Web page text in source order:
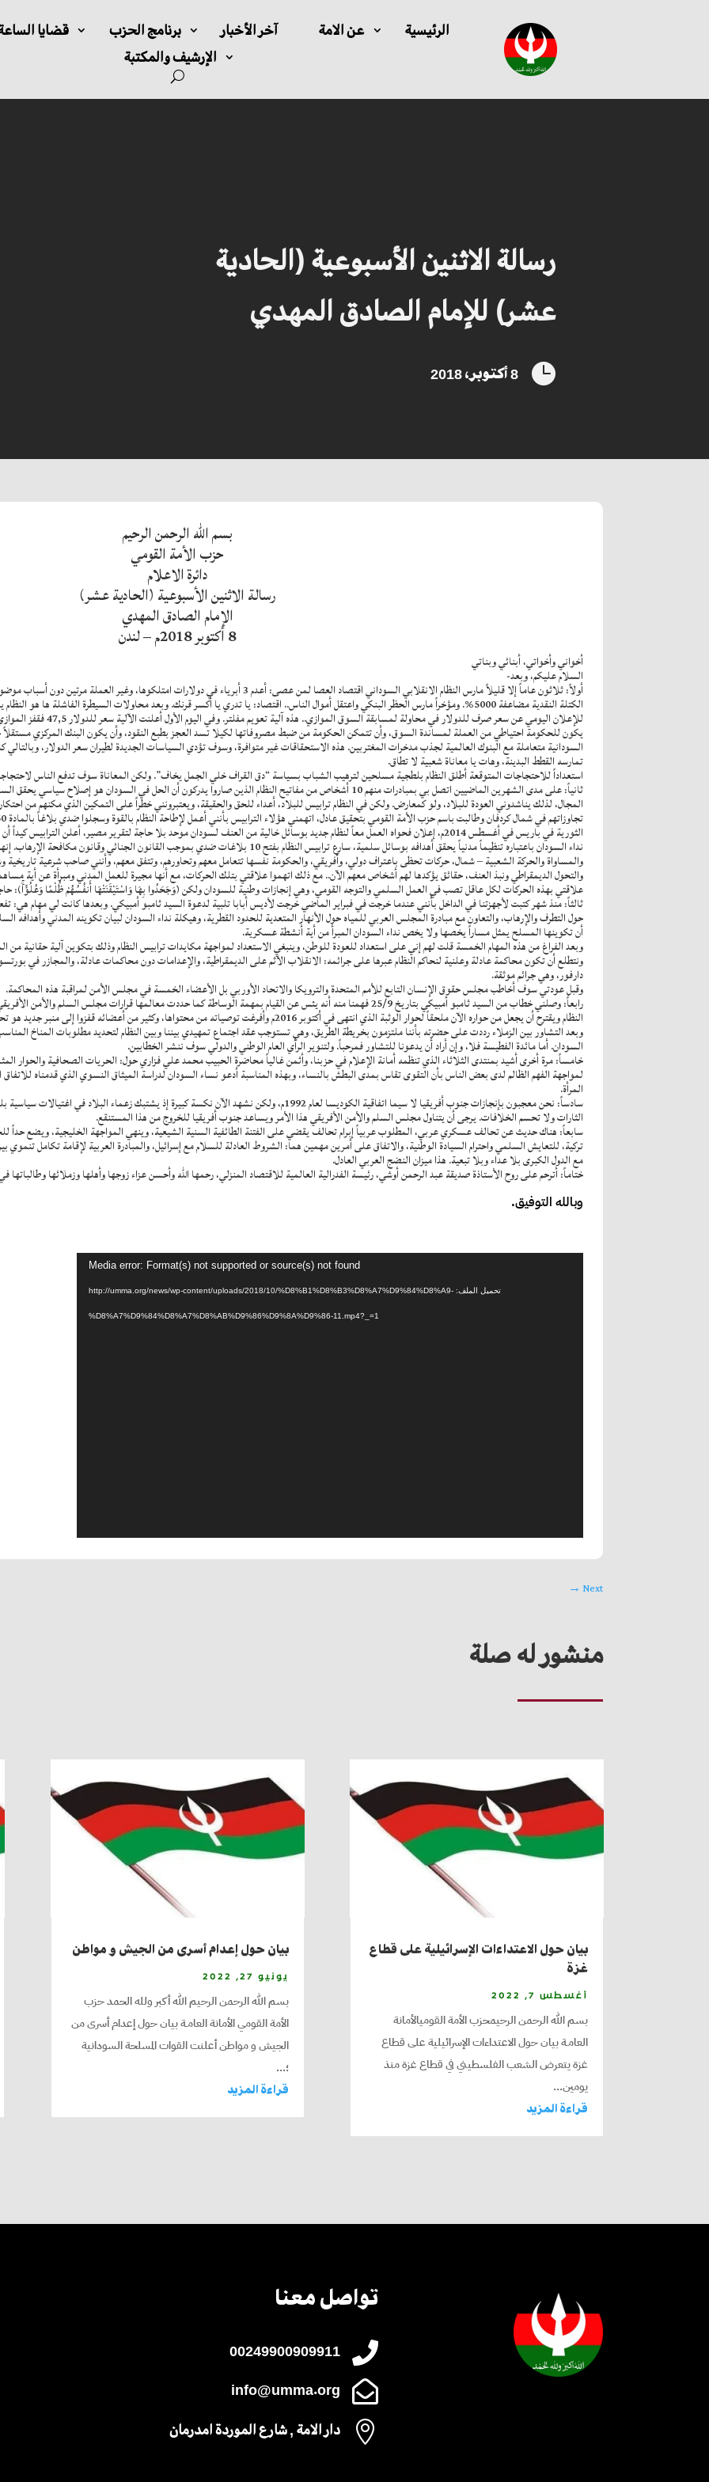
الرئيسية عن الامة آخر الأخبار برنامج الحزب قضايا
الإرشيف والمكتبة
رسالة الاثنين الأسبوعية (الحادية
عشر) للإمام الصادق المهدي
 8 أكتوبر، 2018
بسم الله الرحمن الرحيم
حزب الأمة القومي
دائرة الاعلام
رسالة الاثنين الأسبوعية (الحادية عشر)
الإمام الصادق المهدي
8 أكتوبر 2018م – لندن
أخواني وأخواتي، أبنائي وبناتي
السلام عليكم، وبعد-
أولاً: ثلاثون عاماً إلا قليلاً مارس النظام الانقلابي السوداني اقتصاد العصا لمن عصى: أعدم 3 أبرياء في
الكتلة النقدية مضاعفة 5000%. ومؤخراً مارس الحظر البنكي واعتقل أموال الناس.. اقتصاد: يا تدري يا أكسر قرنك. وبعد محاولات السيطرة الفاشلة
يكون للحكومة احتياطي من العملة لمساندة السوق، وأن تتمكن الحكومة من ضبط مصروفاتها لكيلا تسد العجز بطبع النقود، وأن يكون البنك المركزي مستقلاً
السودانية متعاملة مع البنوك العالمية لجذب مدخرات المغتربين. هذه الاستحقاقات غير متوافرة، وسوف تؤدي السياسات الجديدة لطيران سعر الدولار،
تمارسه القطط البدينة، وهات يا معاناة شعبية لا تطاق.
استعداداً للاحتجاجات المتوقعة أطلق النظام بلطجية مسلحين لترهيب الشباب بسياسة “دق القراف خلي الجمل يخاف”. ولكن المعاناة سوف تدفع الناس
ثانياً: على مدى الشهرين الماضيين اتصل بي بمبادرات منهم 10 أشخاص من مفاتيح النظام الذين صاروا يدركون أن الحل في السودان
المجال، لذلك يناشدوني العودة للبلاد، ولو كمعارض. ولكن في النظام ترابيس للبلاد، أعداء للحق والحقيقة، ويعتبرونني خطراً على التمكين الذي مكنهم من
الثورية في باريس في أغسطس 2014م، إعلان فحواه العمل معاً لنظام جديد بوسائل خالية من العنف لسودان موحد بلا حاجة لتقرير مصير، أعلن
نداء السودان باعتباره تنظيماً مدنياً يحقق أهدافه بوسائل سلمية، سارع ترابيس النظام بفتح 10 بلاغات ضدي بموجب
والمساواة والحركة الشعبية – شمال، حركات تحظى باعتراف دولي، وأفريقي، والحكومة نفسها تتعامل معهم وتحاورهم، وتتفق معهم، وأنني صاحب شرعية
والتحول الديمقراطي ونبذ العنف، حقائق يؤكدها لهم أشخاص معهم الآن.. مع ذلك اتهموا علاقتي بتلك الحركات، مع أنها مجيرة للعمل المدني ومبرأة عن أية
علاقتي بهذه الحركات لكل عاقل تصب في العمل السلمي والتوجه القومي، وهي إنجازات وطنية للسودان ولكن (وَجَحَدُوا بِهَا وَاسْتَيْقَنَتْهَا أَنفُسُهُمْ ظُلْمًا وَعُلُوًّاۚ):
ثالثاً: منذ شهر كتبت لأجهزتنا في الداخل بأنني عندما خرجت في فبراير الماضي خرجت لأديس أبابا تلبية لدعوة السيد ثامبو أمبيكي. وبعدها كانت لي مهام هي:
حول التطرف والإرهاب، والتعاون مع مبادرة المجلس العربي للمياه حول الأنهار المتعدية للحدود القطرية، وهيكلة نداء السودان لبيان تكوينه المدني وأهدافه
أن تكوينها المسلح يمثل مساراً يخصها ولا يخص نداء السودان المبرأ من أية أنشطة عسكرية.
وبعد الفراغ من هذه المهام الخمسة قلت لهم إني على استعداد للعودة للوطن، وينبغي الاستعداد لمواجهة مكايدات ترابيس النظام وذلك بتكوين آلية حقانية من
ونتطلع أن تكون محاكمة عادلة وعلنية لنحاكم النظام عبرها على جرائمه: الانقلاب الآثم على الديمقراطية، والإعدامات دون محاكمات عادلة، والمجازر في
دارفور، وهي جرائم موثقة.
وقبل عودتي سوف أخاطب مجلس حقوق الإنسان التابع للأمم المتحدة والترويكا والاتحاد الأوربي بل الأعضاء الخمسة في مجلس الأمن لمراقبة هذه المحاكمة.
رابعاً: وصلني خطاب من السيد ثامبو أمبيكي بتاريخ 25/9 فهمنا منه أنه يئس عن القيام بمهمة الوساطة كما حددت معالمها قرارات مجلس
النظام ويقترح أن يجعل من حواره الآن ملحقاً لحوار الوثبة الذي انتهى في أكتوبر 2016م وأفرغت توصياته من محتواها، وكثير من أعضائه قفزوا إلى منبر جديد هو تحالف 2020م أي أنه يدعونا لوليمة على فطيسة.
وبعد التشاور بين الزملاء رددت على حضرته بأننا ملتزمون بخريطة الطريق، وهي تستوجب عقد اجتماع تمهيدي بيننا وبين النظام لتحديد مطلوبات المناخ
السودان. أما مائدة الفطيسة فلا، وإن أراد أن يدعونا للتشاور فمرحباً. ولتنوير الرأي العام الوطني والدولي سوف ننشر الخطابين.
خامساً: مرة أخرى أشيد بمنتدى الثلاثاء الذي تنظمه أمانة الإعلام في حزبنا، وأثمن غالياً محاضرة الحبيب محمد علي فزاري حول: الحريات الصحافية والحوار
لمواجهة الفهم الظالم لدى بعض الناس بأن التقوى تقاس بمدى البطش بالنساء، وبهذه المناسبة أدعو نساء السودان لدراسة الميثاق النسوي الذي قدمناه
المرأة.
الثارات ولا تحسم الخلافات. يرجى أن يتناول مجلس السلم والأمن الأفريقي هذا الأمر ويساعد جنوب أفريقيا للخروج من هذا المستنقع.
سابعاً: هناك حديث عن تحالف عسكري عربي، المطلوب عربياً إبرام تحالف يقضي على الفتنة الطائفية السنية الشيعية، وينهي المواجهة الخليجية، ويضع حداً
تركية، للتعايش السلمي واحترام السيادة الوطنية، والاتفاق على أمرين مهمين هما: الشروط العادلة للسلام مع إسرائيل، والمبادرة العربية لإقامة تكامل
مع الدول الكبرى بلا عداء وبلا تبعية. هذا ميزان النضج العربي العادل.
ختاماً: أترحم على روح الأستاذة صديقة عبد الرحمن أوشي، رئيسة الفدرالية العالمية للاقتصاد المنزلي، رحمها الله وأحسن عزاء زوجها وأهلها وزملائها
وبالله التوفيق.
Media error: Format(s) not supported or source(s) not found
تحميل الملف: http://umma.org/news/wp-content/uploads/2018/10/%D8%B1%D8%B3%D8%A7%D9%84%D8%A9-
%D8%A7%D9%84%D8%A7%D8%AB%D9%86%D9%8A%D9%86-11.mp4?_=1
Next
→
منشور له صلة
بيان حول الاعتداءات الإسرائيلية على قطاع
غزة
أغسطس 7, 2022
بسم الله الرحمن الرحيمحزب الأمة القوميالأمانة
العامـة بيان حول الاعتداءات الإسرائيلية على قطاع
غزة يتعرض الشعب الفلسطيني في قطاع غزة منذ
يومين...
قراءة المزيد
بيان حول إعدام أسرى من الجيش و مواطن
يونيو 27, 2022
بسم الله الرحمن الرحيم الله أكبر ولله الحمد حزب
الأمة القومي الأمانة العامـة بيان حول إعدام أسرى من
الجيش و مواطن أعلنت القوات المسلحة السودانية
؛...
قراءة المزيد
تواصل معنا

00249900909911

info@umma.org
 دار الامة , شارع الموردة امدرمان